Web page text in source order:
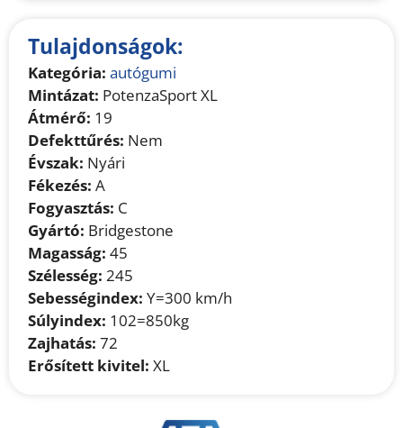
Tulajdonságok:
Kategória: autógumi
Mintázat: PotenzaSport XL
Átmérő: 19
Defekttűrés: Nem
Évszak: Nyári
Fékezés: A
Fogyasztás: C
Gyártó: Bridgestone
Magasság: 45
Szélesség: 245
Sebességindex: Y=300 km/h
Súlyindex: 102=850kg
Zajhatás: 72
Erősített kivitel: XL